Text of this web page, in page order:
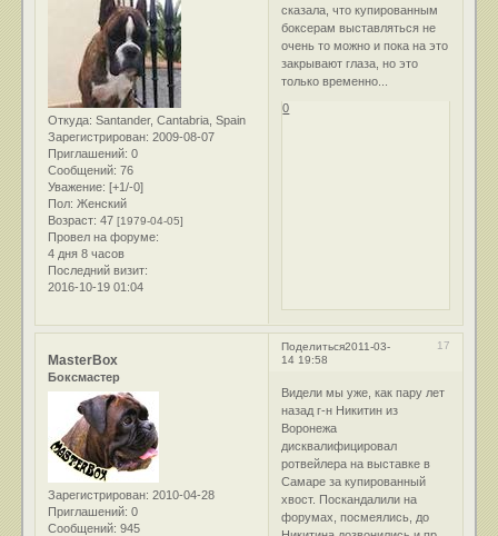
Откуда: Santander, Cantabria, Spain
Зарегистрирован: 2009-08-07
Приглашений: 0
Сообщений: 76
Уважение: [+1/-0]
Пол: Женский
Возраст: 47[1979-04-05]
Провел на форуме:
4 дня 8 часов
Последний визит:
2016-10-19 01:04
сказала, что купированным
боксерам выставляться не
очень то можно и пока на это
закрывают глаза, но это
только временно...
0
Поделиться 17
2011-03-
14 19:58
MasterBox
Боксмастер
Зарегистрирован: 2010-04-28
Приглашений: 0
Сообщений: 945
Видели мы уже, как пару лет
назад г-н Никитин из
Воронежа
дисквалифицировал
ротвейлера на выставке в
Самаре за купированный
хвост. Поскандалили на
форумах, посмеялись, до